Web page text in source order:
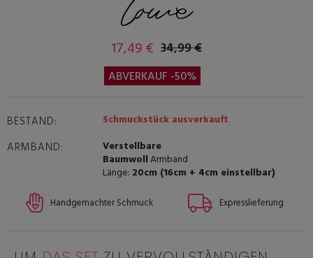
Lowe
17,49 € 34,99 €
ABVERKAUF -50%
BESTAND: Schmuckstück ausverkauft
ARMBAND:
Verstellbare
BaumwollArmband
Länge: 20cm (16cm + 4cm einstellbar)
Handgemachter Schmuck Expresslieferung